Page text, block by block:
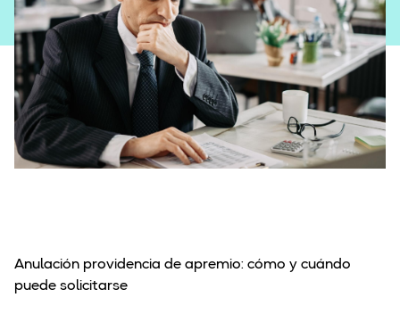
Concurso de Acreedores
Anulación providencia de apremio: cómo y cuándo
puede solicitarse